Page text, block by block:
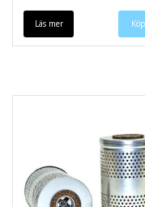
Läs mer